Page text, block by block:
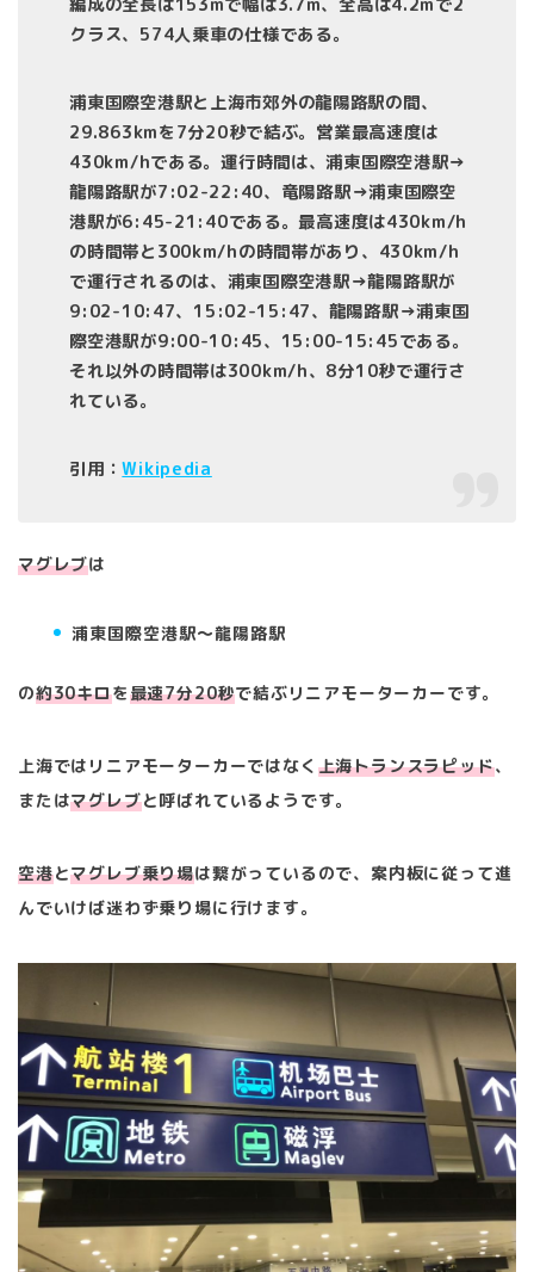
クラス、574人乗車の仕様である。
浦東国際空港駅と上海市郊外の龍陽路駅の間、
29.863kmを7分20秒で結ぶ。営業最高速度は
430km/hである。運行時間は、浦東国際空港駅→
龍陽路駅が7:02-22:40、竜陽路駅→浦東国際空
港駅が6:45-21:40である。最高速度は430km/h
の時間帯と300km/hの時間帯があり、430km/h
で運行されるのは、浦東国際空港駅→龍陽路駅が
9:02-10:47、15:02-15:47、龍陽路駅→浦東国
際空港駅が9:00-10:45、15:00-15:45である。
それ以外の時間帯は300km/h、8分10秒で運行さ
れている。
引用：Wikipedia
マグレブは
浦東国際空港駅〜龍陽路駅
の約30キロを最速7分20秒で結ぶリニアモーターカーです。
上海ではリニアモーターカーではなく 上海トランスラピッド、
またはマグレブと呼ばれているようです。
空港とマグレブ乗り場は繋がっているので、案内板に従って進
んでいけば迷わず乗り場に行けます。